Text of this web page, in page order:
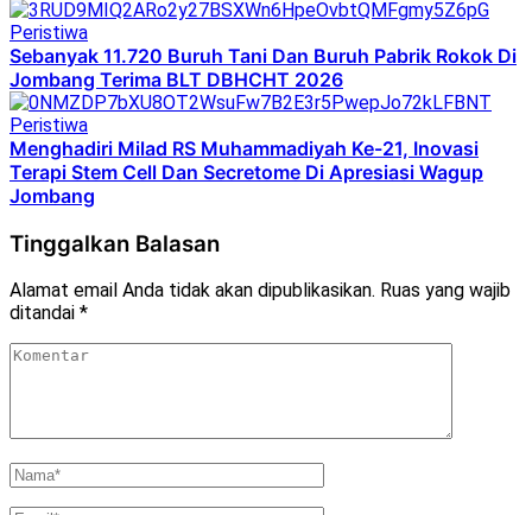
Peristiwa
Sebanyak 11.720 Buruh Tani Dan Buruh Pabrik Rokok Di
Jombang Terima BLT DBHCHT 2026
Peristiwa
Menghadiri Milad RS Muhammadiyah Ke-21, Inovasi
Terapi Stem Cell Dan Secretome Di Apresiasi Wagup
Jombang
Tinggalkan Balasan
Alamat email Anda tidak akan dipublikasikan. Ruas yang wajib
ditandai *